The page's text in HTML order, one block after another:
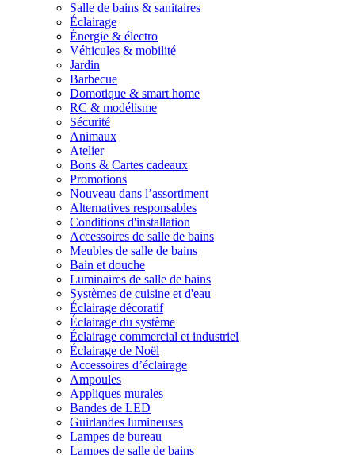
Salle de bains & sanitaires
Éclairage
Énergie & électro
Véhicules & mobilité
Jardin
Barbecue
Domotique & smart home
RC & modélisme
Sécurité
Animaux
Atelier
Bons & Cartes cadeaux
Promotions
Nouveau dans l’assortiment
Alternatives responsables
Conditions d'installation
Accessoires de salle de bains
Meubles de salle de bains
Bain et douche
Luminaires de salle de bains
Systèmes de cuisine et d'eau
Éclairage décoratif
Éclairage du système
Éclairage commercial et industriel
Éclairage de Noël
Accessoires d’éclairage
Ampoules
Appliques murales
Bandes de LED
Guirlandes lumineuses
Lampes de bureau
Lampes de salle de bains